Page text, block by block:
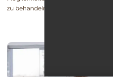
zu behandeln.